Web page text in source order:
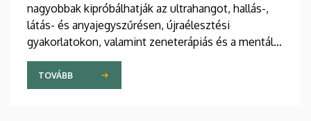
nagyobbak kipróbálhatják az ultrahangot, hallás-,
látás- és anyajegyszűrésen, újraélesztési
gyakorlatokon, valamint zeneterápiás és a mentális
egészséget támogató prevenciós foglalkozásokon
is részt vehetnek a július 22-én kezdődő Campus
Fesztiválon. A Debreceni Egyetem Klinikai
TOVÁBB